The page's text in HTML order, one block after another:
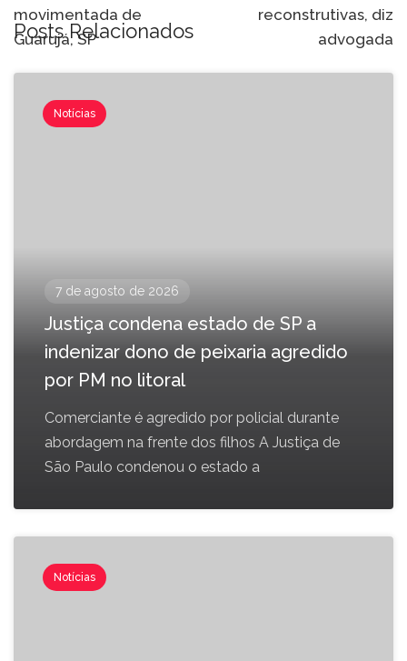
movimentada de
Guarujá, SP
reconstrutivas, diz
advogada
Posts Relacionados
Notícias
7 de agosto de 2026
Justiça condena estado de SP a
indenizar dono de peixaria agredido
por PM no litoral
Comerciante é agredido por policial durante
abordagem na frente dos filhos A Justiça de
São Paulo condenou o estado a
Notícias